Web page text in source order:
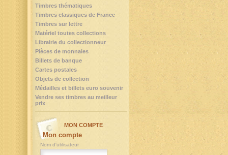
Timbres thématiques
Timbres classiques de France
Timbres sur lettre
Matériel toutes collections
Librairie du collectionneur
Pièces de monnaies
Billets de banque
Cartes postales
Objets de collection
Médailles et billets euro souvenir
Vendre ses timbres au meilleur
prix
MON COMPTE
Mon compte
Nom d'utilisateur